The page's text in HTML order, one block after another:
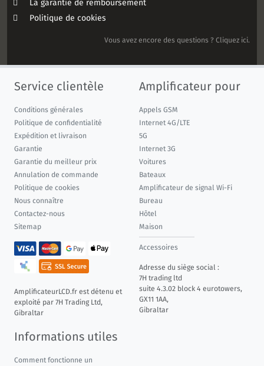
La garantie de remboursement
Politique de cookies
Vous avez encore des questions ? Cliquez ici.
Service clientèle
Conditions générales
Politique de confidentialité
Expédition et livraison
Garantie
Garantie du meilleur prix
Annulation de commande
Politique de cookies
Nous connaître
Contactez-nous
Sitemap
AmplificateurLCD.fr est détenu et
exploité par 7H Trading Ltd,
Gibraltar
Amplificateur pour
Appels GSM
Internet 4G/LTE
5G
Internet 3G
Voitures
Bateaux
Amplificateur de signal Wi-Fi
Bureau
Hôtel
Maison
Accessoires
Adresse du siège social :
7H trading ltd
suite 4.3.02 block 4 eurotowers,
GX11 1AA,
Gibraltar
Informations utiles
Comment fonctionne un